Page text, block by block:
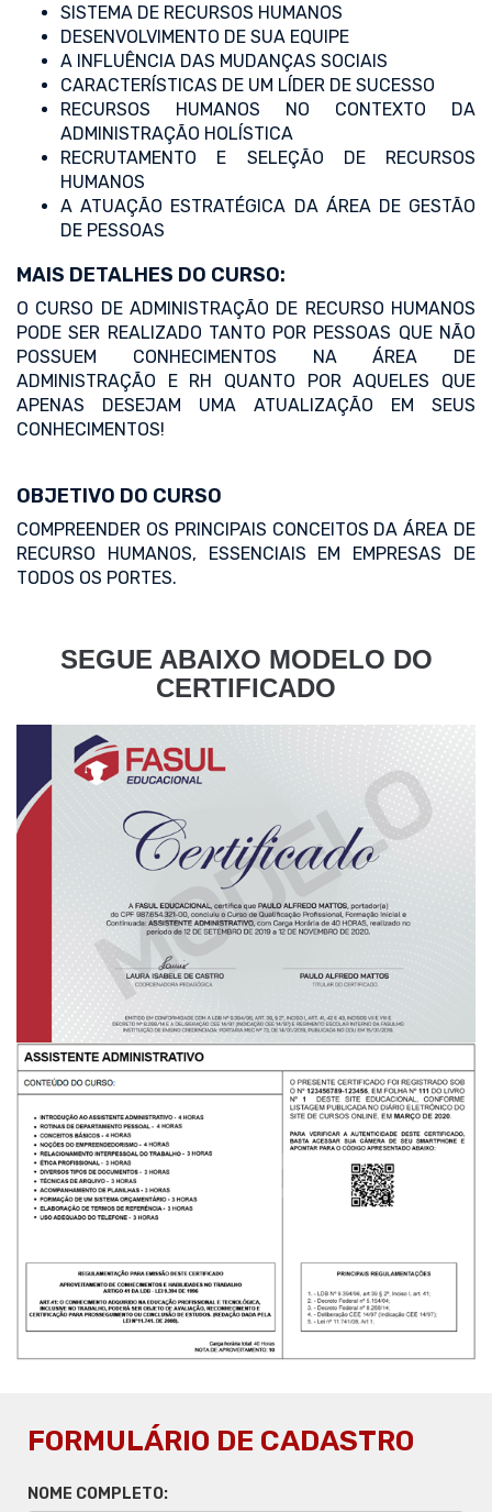
SISTEMA DE RECURSOS HUMANOS
DESENVOLVIMENTO DE SUA EQUIPE
A INFLUÊNCIA DAS MUDANÇAS SOCIAIS
CARACTERÍSTICAS DE UM LÍDER DE SUCESSO
RECURSOS HUMANOS NO CONTEXTO DA
ADMINISTRAÇÃO HOLÍSTICA
RECRUTAMENTO E SELEÇÃO DE RECURSOS
HUMANOS
A ATUAÇÃO ESTRATÉGICA DA ÁREA DE GESTÃO
DE PESSOAS
MAIS DETALHES DO CURSO:
O CURSO DE ADMINISTRAÇÃO DE RECURSO HUMANOS
PODE SER REALIZADO TANTO POR PESSOAS QUE NÃO
POSSUEM CONHECIMENTOS NA ÁREA DE
ADMINISTRAÇÃO E RH QUANTO POR AQUELES QUE
APENAS DESEJAM UMA ATUALIZAÇÃO EM SEUS
CONHECIMENTOS!
OBJETIVO DO CURSO
COMPREENDER OS PRINCIPAIS CONCEITOS DA ÁREA DE
RECURSO HUMANOS, ESSENCIAIS EM EMPRESAS DE
TODOS OS PORTES.
SEGUE ABAIXO MODELO DO
CERTIFICADO
FORMULÁRIO DE CADASTRO
NOME COMPLETO: